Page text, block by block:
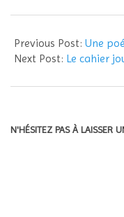
09-
01
Previous Post: Une
Next Post: Le cahier
N'HÉSITEZ PAS À LAISSER